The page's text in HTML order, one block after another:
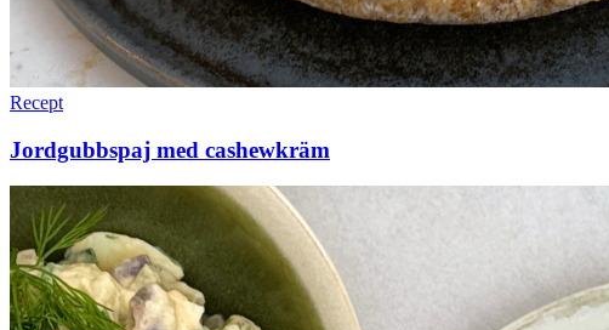
Recept
Jordgubbspaj med cashewkräm